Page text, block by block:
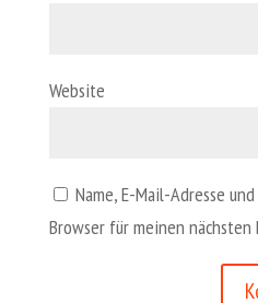
Website
Name, E-Mail-Adresse
Browser für meinen nächsten